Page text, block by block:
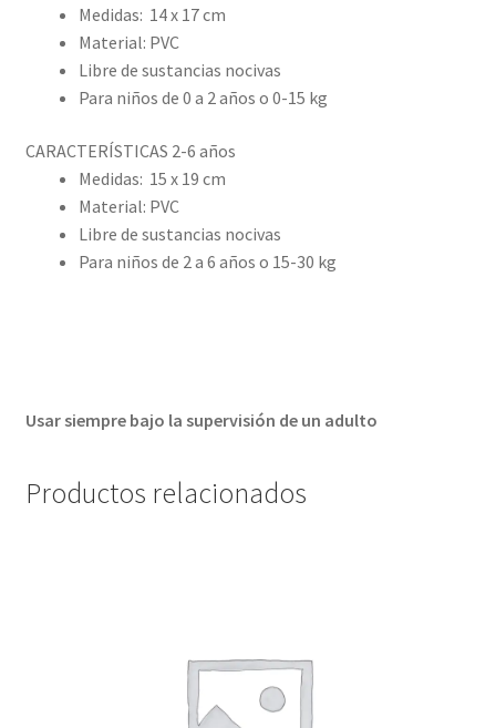
Medidas: 14 x 17 cm
Material: PVC
Libre de sustancias nocivas
Para niños de 0 a 2 años o 0-15 kg
CARACTERÍSTICAS 2-6 años
Medidas: 15 x 19 cm
Material: PVC
Libre de sustancias nocivas
Para niños de 2 a 6 años o 15-30 kg
Usar siempre bajo la supervisión de un adulto
Productos relacionados